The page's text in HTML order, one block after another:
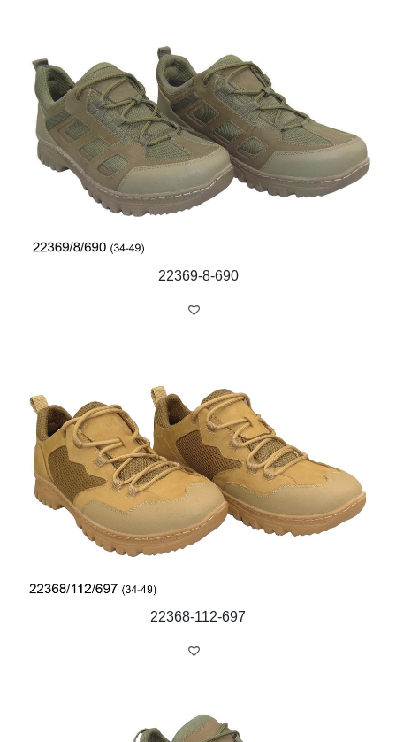
22369-8-690
22368-112-697